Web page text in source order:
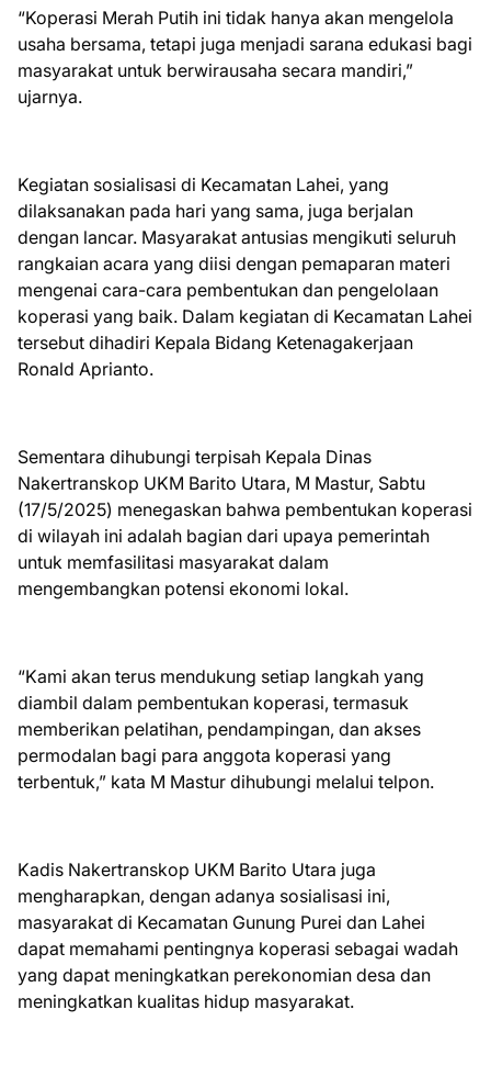
“Koperasi Merah Putih ini tidak hanya akan mengelola
usaha bersama, tetapi juga menjadi sarana edukasi bagi
masyarakat untuk berwirausaha secara mandiri,”
ujarnya.
Kegiatan sosialisasi di Kecamatan Lahei, yang
dilaksanakan pada hari yang sama, juga berjalan
dengan lancar. Masyarakat antusias mengikuti seluruh
rangkaian acara yang diisi dengan pemaparan materi
mengenai cara-cara pembentukan dan pengelolaan
koperasi yang baik. Dalam kegiatan di Kecamatan Lahei
tersebut dihadiri Kepala Bidang Ketenagakerjaan
Ronald Aprianto.
Sementara dihubungi terpisah Kepala Dinas
Nakertranskop UKM Barito Utara, M Mastur, Sabtu
(17/5/2025) menegaskan bahwa pembentukan koperasi
di wilayah ini adalah bagian dari upaya pemerintah
untuk memfasilitasi masyarakat dalam
mengembangkan potensi ekonomi lokal.
“Kami akan terus mendukung setiap langkah yang
diambil dalam pembentukan koperasi, termasuk
memberikan pelatihan, pendampingan, dan akses
permodalan bagi para anggota koperasi yang
terbentuk,” kata M Mastur dihubungi melalui telpon.
Kadis Nakertranskop UKM Barito Utara juga
mengharapkan, dengan adanya sosialisasi ini,
masyarakat di Kecamatan Gunung Purei dan Lahei
dapat memahami pentingnya koperasi sebagai wadah
yang dapat meningkatkan perekonomian desa dan
meningkatkan kualitas hidup masyarakat.